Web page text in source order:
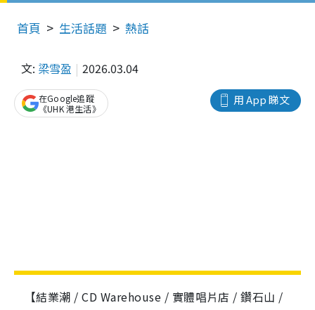
首頁 生活話題 熱話
文: 梁雪盈 2026.03.04
用 App 睇文
在Google追蹤
《UHK 港生活》
【結業潮 / CD Warehouse / 實體唱片店 / 鑽石山 /